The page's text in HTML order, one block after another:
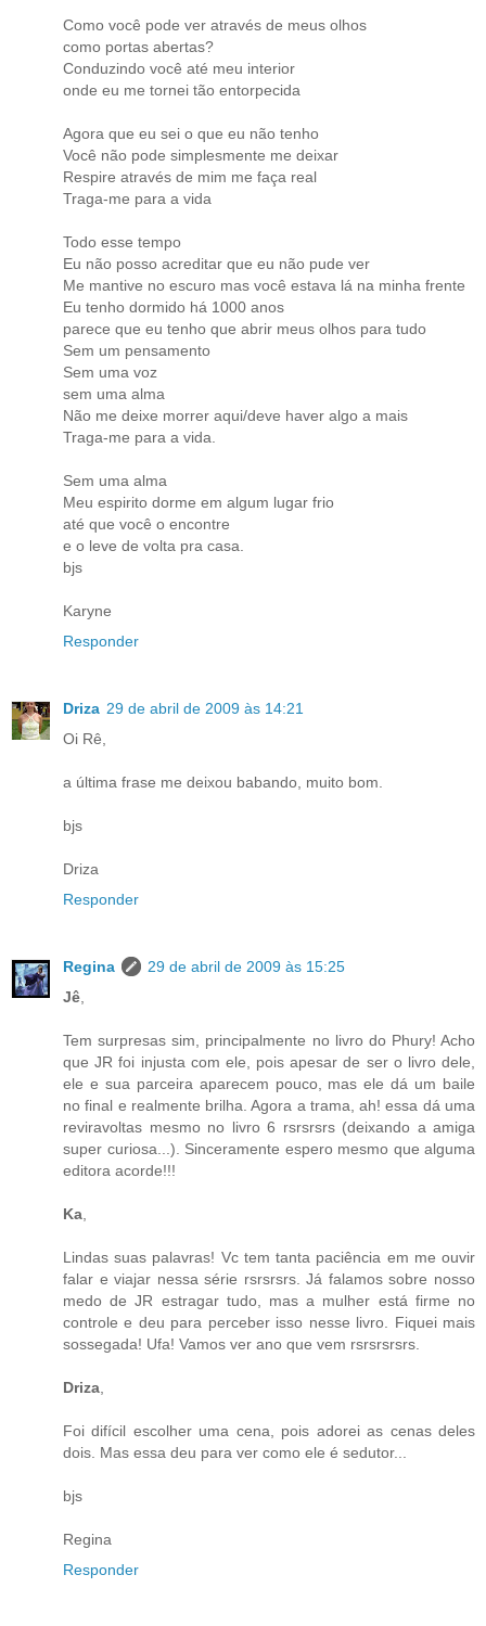
Como você pode ver através de meus olhos
como portas abertas?
Conduzindo você até meu interior
onde eu me tornei tão entorpecida
Agora que eu sei o que eu não tenho
Você não pode simplesmente me deixar
Respire através de mim me faça real
Traga-me para a vida
Todo esse tempo
Eu não posso acreditar que eu não pude ver
Me mantive no escuro mas você estava lá na minha frente
Eu tenho dormido há 1000 anos
parece que eu tenho que abrir meus olhos para tudo
Sem um pensamento
Sem uma voz
sem uma alma
Não me deixe morrer aqui/deve haver algo a mais
Traga-me para a vida.
Sem uma alma
Meu espirito dorme em algum lugar frio
até que você o encontre
e o leve de volta pra casa.
bjs
Karyne
Responder
Driza 29 de abril de 2009 às 14:21
Oi Rê,
a última frase me deixou babando, muito bom.
bjs
Driza
Responder
Regina
29 de abril de 2009 às 15:25
Jê
Tem surpresas sim, principalmente no livro do Phury! Acho
que JR foi injusta com ele, pois apesar de ser o livro dele,
ele e sua parceira aparecem pouco, mas ele dá um baile
no final e realmente brilha. Agora a trama, ah! essa dá uma
reviravoltas mesmo no livro 6 rsrsrsrs (deixando a amiga
super curiosa...). Sinceramente espero mesmo que alguma
editora acorde!!!
Ka
Lindas suas palavras! Vc tem tanta paciência em me ouvir
falar e viajar nessa série rsrsrsrs. Já falamos sobre nosso
medo de JR estragar tudo, mas a mulher está firme no
controle e deu para perceber isso nesse livro. Fiquei mais
sossegada! Ufa! Vamos ver ano que vem rsrsrsrsrs.
Driza
Foi difícil escolher uma cena, pois adorei as cenas deles
dois. Mas essa deu para ver como ele é sedutor...
bjs
Regina
Responder